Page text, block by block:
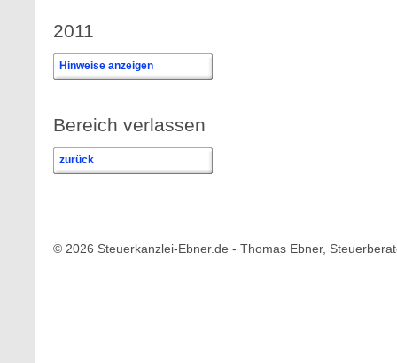
2011
Hinweise anzeigen
Bereich verlassen
zurück
© 2026 Steuerkanzlei-Ebner.de - Thomas Ebner,